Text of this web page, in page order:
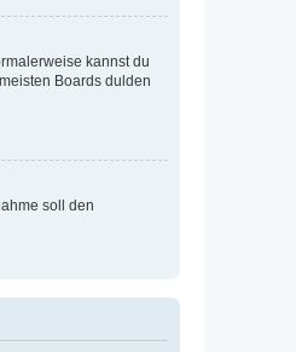
kannst du
Boards dulden
soll den